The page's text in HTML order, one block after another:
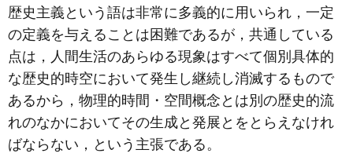
歴史主義という語は非常に多義的に用いられ，一定
の定義を与えることは困難であるが，共通している
点は，人間生活のあらゆる現象はすべて個別具体的
な歴史的時空において発生し継続し消滅するもので
あるから，物理的時間・空間概念とは別の歴史的流
れのなかにおいてその生成と発展とをとらえなけれ
ばならない，という主張である。